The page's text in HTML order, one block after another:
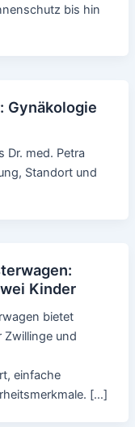
bis hin
Gynäkologie
Dr. med. Petra
Standort und
Kinder
bietet
Zwillinge und
einfache
[…]